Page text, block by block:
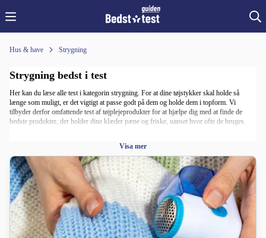
Hus & have Strygning
Strygning bedst i test
Her kan du læse alle test i kategorin strygning. For at dine tøjstykker skal holde så
længe som muligt, er det vigtigt at passe godt på dem og holde dem i topform. Vi
tilbyder derfor omfattende test af tøjplejeprodukter for at hjælpe dig med at finde de
bedste produkter, der holder dine klæder pæne og friske, uanset hvor ofte de bruges.
praktisk og skånsom måde at fjerne folder og rynker fra tøjet uden at skulle bruge et
strygejern. Perfekt til tøj, der er følsomt over for varme eller når du har travlt og har
brug for at fikse dit outfit hurtigt.
På den anden side er et strygejern uundværligt, når du har brug for et mere præcist og
kraftfuldt resultat. Det giver en mere velstryget finish på dine beklædningsgenstande,
især dine skjorter, bukser og nederdele.
Vi har nøje evalueret og sammenlignet forskellige mærker og modeller af tøjdamper og
strygejern for at give dig de mest pålidelige og effektive muligheder på markedet. Vores
Visa mer